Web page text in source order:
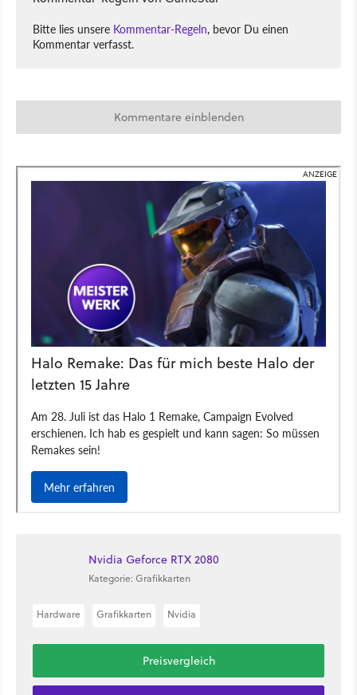
Bitte lies unsere Kommentar-Regeln, bevor Du einen
Kommentar verfasst.
Kommentare einblenden
Nvidia Geforce RTX 2080
Kategorie: Grafikkarten
Hardware Grafikkarten Nvidia
Preisvergleich